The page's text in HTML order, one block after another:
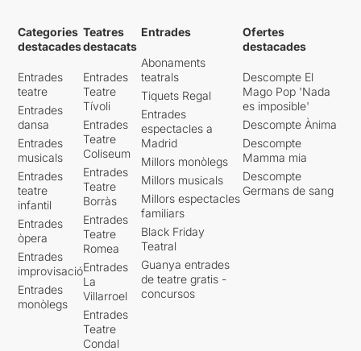
Categories
destacades
Entrades
teatre
Entrades
dansa
Entrades
musicals
Entrades
teatre
infantil
Entrades
òpera
Entrades
improvisació
Entrades
monòlegs
Teatres
destacats
Entrades
Teatre
Tívoli
Entrades
Teatre
Coliseum
Entrades
Teatre
Borràs
Entrades
Teatre
Romea
Entrades
La
Villarroel
Entrades
Teatre
Condal
Entrades
Abonaments
teatrals
Tiquets Regal
Entrades
espectacles a
Madrid
Millors monòlegs
Millors musicals
Millors espectacles
familiars
Black Friday
Teatral
Guanya entrades
de teatre gratis -
concursos
Ofertes
destacades
Descompte El
Mago Pop 'Nada
es imposible'
Descompte Ànima
Descompte
Mamma mia
Descompte
Germans de sang